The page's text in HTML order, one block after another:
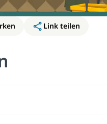
Link teilen